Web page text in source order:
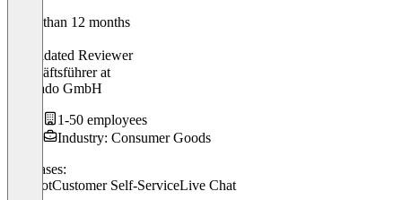
Older than 12 months
Validated Reviewer
Geschäftsführerat
incubado GmbH
1-50 employees
Industry: Consumer Goods
Use cases:
ChatbotCustomer Self-ServiceLive Chat